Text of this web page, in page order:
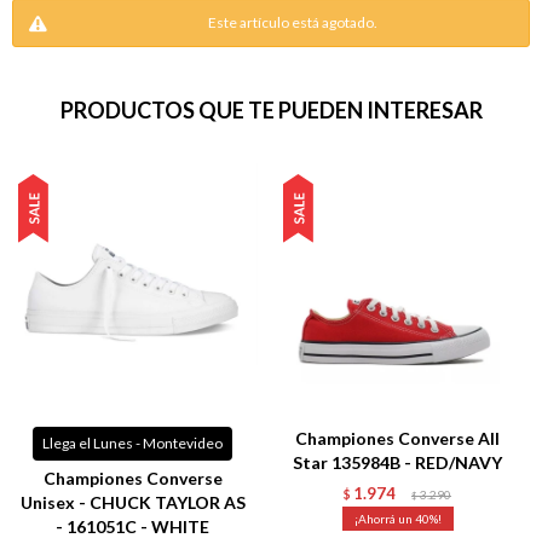
Este artículo está agotado.
PRODUCTOS QUE TE PUEDEN INTERESAR
Llega el Lunes - Montevideo
Championes Converse
Unisex - CHUCK TAYLOR AS
- 161051C - WHITE
Championes Converse All
Star 135984B - RED/NAVY
$ 1.974 $ 3.290
40